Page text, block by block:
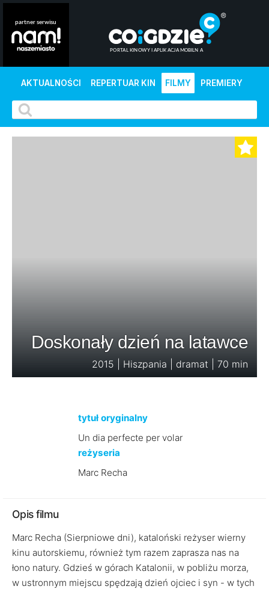
AKTUALNOŚCI REPERTUAR KIN FILMY PREMIERY
Doskonały dzień na latawce
2015 | Hiszpania | dramat | 70 min
tytuł oryginalny
Un dia perfecte per volar
reżyseria
Marc Recha
Opis filmu
Marc Recha (Sierpniowe dni), kataloński reżyser wierny
kinu autorskiemu, również tym razem zaprasza nas na
łono natury. Gdzieś w górach Katalonii, w pobliżu morza,
w ustronnym miejscu spędzają dzień ojciec i syn - w tych